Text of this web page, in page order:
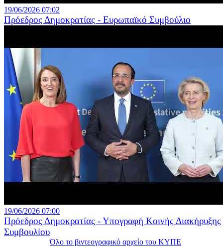
19/06/2026 07:02
Πρόεδρος Δημοκρατίας - Ευρωπαϊκό Συμβούλιο
19/06/2026 07:00
Πρόεδρος Δημοκρατίας - Υπογραφή Κοινής Διακήρυξης
Συμβουλίου
Όλο το βιντεογραφικό αρχείο του ΚΥΠΕ